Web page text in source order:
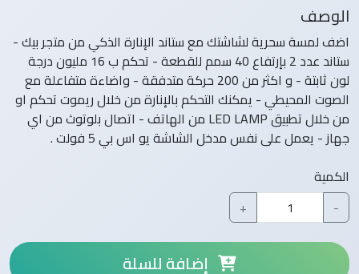
الوصف
اضف لمسة سحرية لشاشتك مع ستاند الإنارة الذكي من متجر بيك -
ستاند عدد 2 بإرتفاع 40 سمم للقطعة - تحكم ب 16 مليون درجة
لون ثابتة - و اكثر من 200 حركة متدفقة - واضاءة متفاعلة مع
الصوت المحيطي - يمكنك التحكم بالإنارة من خلال ريموت تحكم او
من خلال تطبيق LED LAMP من الهاتف - اتصال بلوتوث من اي
جهاز - يعمل على نفس مدخل الشاشة يو اس بي 5 فولت .
الكمية
-
+